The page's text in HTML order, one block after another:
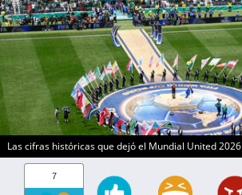
Las cifras históricas que dejó el Mundial United 2026
7